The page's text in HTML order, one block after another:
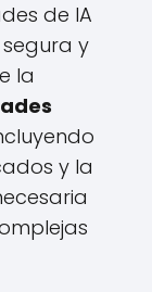
de IA
y
la
y la